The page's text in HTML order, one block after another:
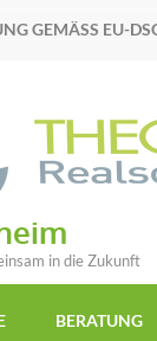
GEMÄSS EU-
in die Zukunft
BERATUNG